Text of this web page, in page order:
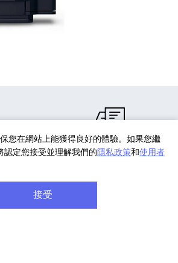
您在網站上能獲得良好的體驗。如果您繼
認定您接受並理解我們的隱私政策和使用者
接受
單筆消費滿千